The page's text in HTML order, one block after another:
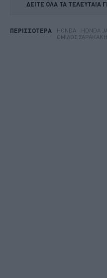
ΔΕΙΤΕ ΟΛΑ ΤΑ ΤΕΛΕΥΤΑΙΑ
ΠΕΡΙΣΣΟΤΕΡΑ HONDA HONDA
ΌΜΙΛΟΣ ΣΑΡΑΚΆΚΗ